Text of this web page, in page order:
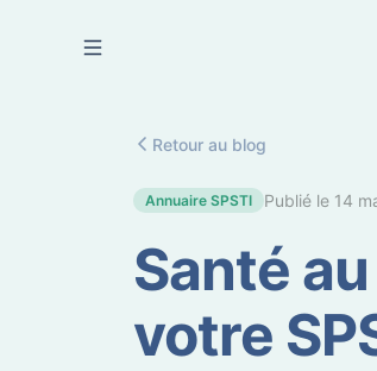
Retour au blog
Annuaire SPSTI Publié le 14
Santé
votre